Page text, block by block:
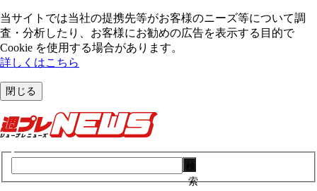
当サイトでは当社の提携先等がお客様のニーズ等について調
査・分析したり、お客様にお勧めの広告を表⽰する⽬的で
Cookie を使⽤する場合があります。
詳しくはこちら
閉じる
索